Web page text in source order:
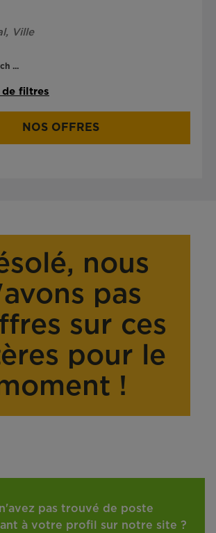
...
filtres
NOS OFFRES
nous
pas
sur ces
pour le
!
pas trouvé de poste
à votre profil sur notre site ?